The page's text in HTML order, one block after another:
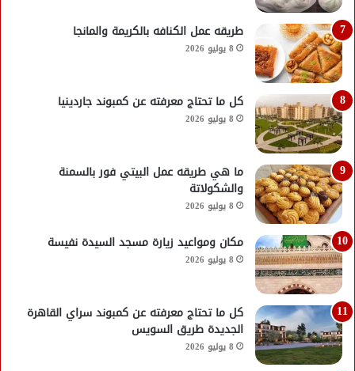
طريقه عمل الكنافه بالكريمة والمانجا
8 يوليو 2026
كل ما تحتاج معرفته عن كمبوند جاردينيا
8 يوليو 2026
ما هي طريقه عمل البيتي فور بالسمنة
والشكولاتة
8 يوليو 2026
مكان ومواعيد زيارة مسجد السيدة نفيسة
8 يوليو 2026
كل ما تحتاج معرفته عن كمبوند سراي القاهرة
الجديدة طريق السويس
8 يوليو 2026